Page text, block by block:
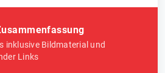
inklusive Bildmaterial und
Links